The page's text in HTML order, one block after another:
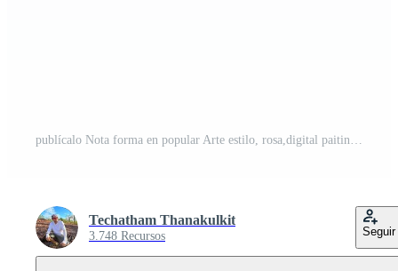
publícalo Nota forma en popular Arte estilo, rosa,digital paiting ilustración PNG Pro
Techatham Thanakulkit
3.748 Recursos Seguir